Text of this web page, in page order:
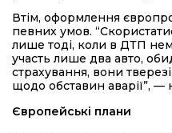
Втім, оформлення
певних умов.
лише тоді, коли в ДТП
участь лише два авто,
страхування, вони
щодо обставин аварії”,
Європейські плани